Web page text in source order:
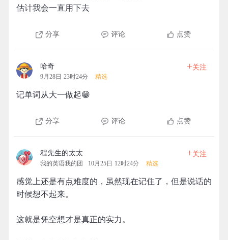
估计我会一直用下去
分享 评论 点赞
哈奇
9月28日 23时24分 精选
+关注
记单词从大一做起😁
分享 评论 点赞
程先生的太太
我的英语我的团 10月25日 12时24分 精选
+关注
感觉上还是有点难度的，虽然现在记住了，但是说话的
时候想不起来。
这就是凭空想才是真正的实力。